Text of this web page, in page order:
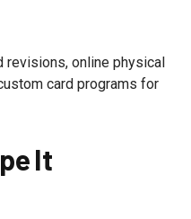
revisions, online physical
card programs for
It